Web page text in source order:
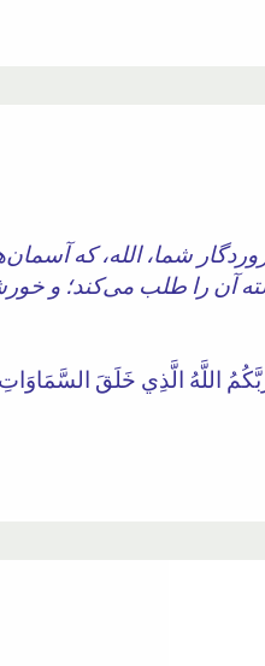
شما، الله، که
آن را طلب می‌کند؛ و
رَبَّكُمُ اللَّهُ الَّذِي خَلَقَ